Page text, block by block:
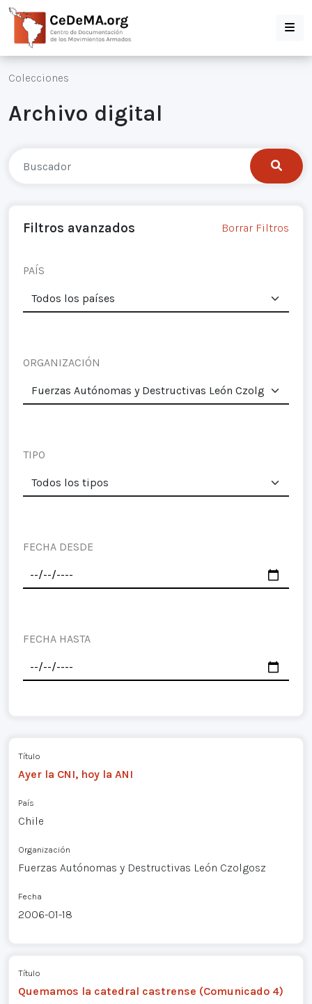
Colecciones
Archivo digital
Filtros avanzados Borrar Filtros
PAÍS
ORGANIZACIÓN
TIPO
FECHA DESDE
FECHA HASTA
Título
Ayer la CNI, hoy la ANI
País
Chile
Organización
Fuerzas Autónomas y Destructivas León Czolgosz
Fecha
2006-01-18
Título
Quemamos la catedral castrense (Comunicado 4)